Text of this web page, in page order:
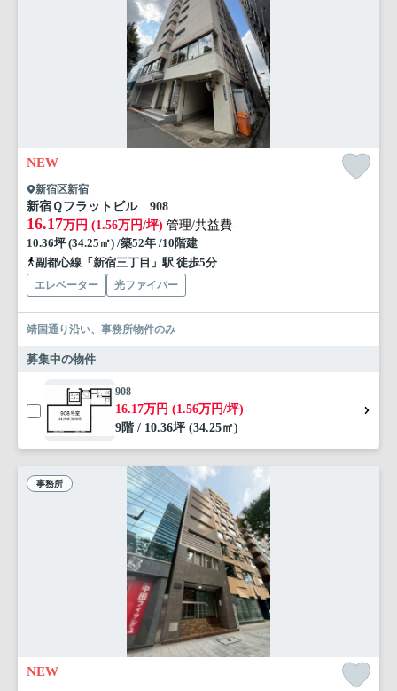
NEW
新宿区新宿
新宿Ｑフラットビル 908
16.17万円 (1.56万円/坪) 管理/共益費-
10.36坪 (34.25㎡) /築52年 /10階建
副都心線「新宿三丁目」駅 徒歩5分
エレベーター 光ファイバー
靖国通り沿い、事務所物件のみ
募集中の物件
908
16.17万円 (1.56万円/坪)
9階 / 10.36坪 (34.25㎡)
事務所
NEW